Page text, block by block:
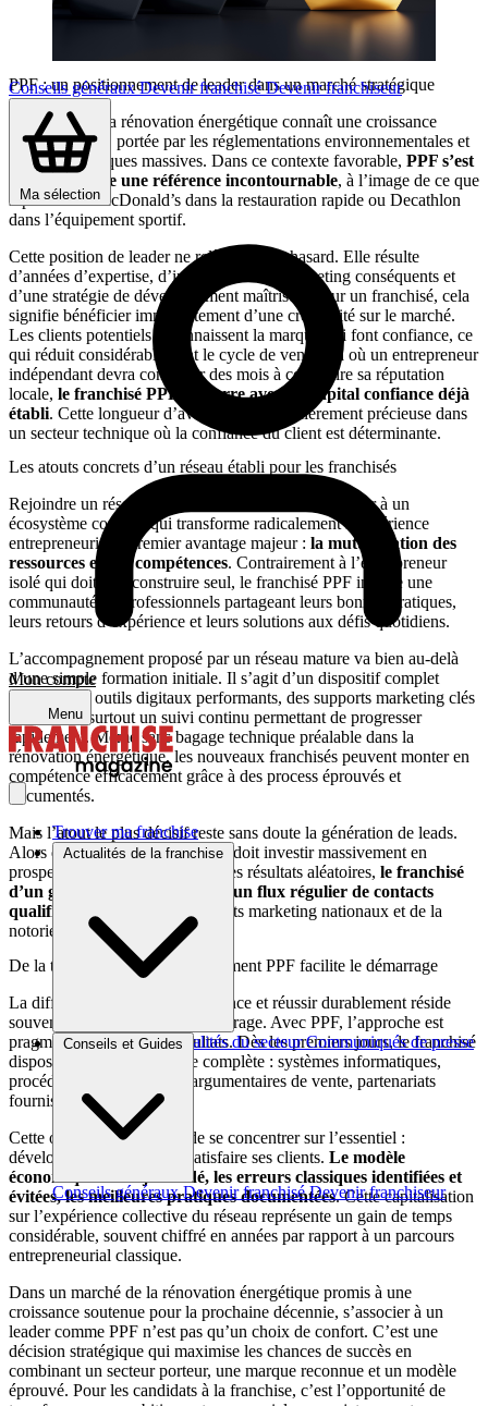
Conseils générauxDevenir franchiséDevenir franchiseur
Ma sélection
Mon compte
Menu
Trouver ma franchise
Actualités de la franchise
Brèves et actus Actualités du secteur Communiqués de presse
Conseils et Guides
Conseils généraux Devenir franchisé Devenir franchiseur
PPF : un positionnement de leader dans un marché stratégique
Le secteur de la rénovation énergétique connaît une croissance
exceptionnelle, portée par les réglementations environnementales et
les aides publiques massives. Dans ce contexte favorable, PPF s’est
imposé comme une référence incontournable, à l’image de ce que
représentent McDonald’s dans la restauration rapide ou Decathlon
dans l’équipement sportif.
Cette position de leader ne relève pas du hasard. Elle résulte
d’années d’expertise, d’investissements marketing conséquents et
d’une stratégie de développement maîtrisée. Pour un franchisé, cela
signifie bénéficier immédiatement d’une crédibilité sur le marché.
Les clients potentiels reconnaissent la marque, lui font confiance, ce
qui réduit considérablement le cycle de vente. Là où un entrepreneur
indépendant devra consacrer des mois à construire sa réputation
locale, le franchisé PPF démarre avec un capital confiance déjà
établi. Cette longueur d’avance est particulièrement précieuse dans
un secteur technique où la confiance du client est déterminante.
Les atouts concrets d’un réseau établi pour les franchisés
Rejoindre un réseau leader comme PPF, c’est accéder à un
écosystème complet qui transforme radicalement l’expérience
entrepreneuriale. Premier avantage majeur : la mutualisation des
ressources et des compétences. Contrairement à l’entrepreneur
isolé qui doit tout construire seul, le franchisé PPF intègre une
communauté de professionnels partageant leurs bonnes pratiques,
leurs retours d’expérience et leurs solutions aux défis quotidiens.
L’accompagnement proposé par un réseau mature va bien au-delà
d’une simple formation initiale. Il s’agit d’un dispositif complet
incluant des outils digitaux performants, des supports marketing clés
en main, et surtout un suivi continu permettant de progresser
rapidement. Même sans bagage technique préalable dans la
rénovation énergétique, les nouveaux franchisés peuvent monter en
compétence efficacement grâce à des process éprouvés et
documentés.
Mais l’atout le plus décisif reste sans doute la génération de leads.
Alors qu’un artisan indépendant doit investir massivement en
prospection commerciale avec des résultats aléatoires, le franchisé
d’un grand réseau bénéficie d’un flux régulier de contacts
qualifiés
, fruit des investissements marketing nationaux et de la
notoriété de l’enseigne.
De la théorie à la pratique : comment PPF facilite le démarrage
La différence entre tenter sa chance et réussir durablement réside
souvent dans la qualité du démarrage. Avec PPF, l’approche est
pragmatique et orientée résultats. Dès les premiers jours, le franchisé
dispose d’une infrastructure complète : systèmes informatiques,
procédures commerciales, argumentaires de vente, partenariats
fournisseurs négociés.
Cette organisation permet de se concentrer sur l’essentiel :
développer son activité et satisfaire ses clients. Le modèle
économique est déjà validé, les erreurs classiques identifiées et
évitées, les meilleures pratiques documentées. Cette capitalisation
sur l’expérience collective du réseau représente un gain de temps
considérable, souvent chiffré en années par rapport à un parcours
entrepreneurial classique.
Dans un marché de la rénovation énergétique promis à une
croissance soutenue pour la prochaine décennie, s’associer à un
leader comme PPF n’est pas qu’un choix de confort. C’est une
décision stratégique qui maximise les chances de succès en
combinant un secteur porteur, une marque reconnue et un modèle
éprouvé. Pour les candidats à la franchise, c’est l’opportunité de